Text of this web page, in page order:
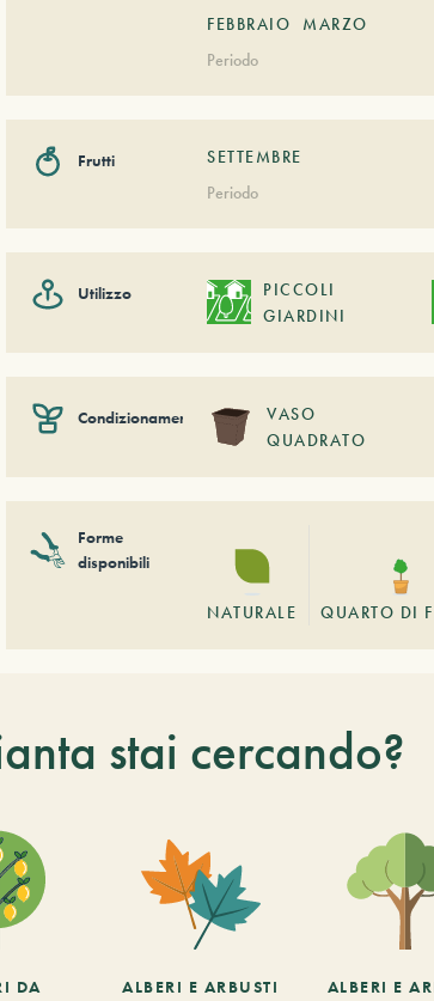
FEBBRAIO
MARZO
Periodo
Frutti
SETTEMBRE
Periodo
Utilizzo
PICCOLI
GIARDINI
Condizionamento
VASO
QUADRATO
Forme
disponibili
NATURALE QUARTO DI
stai cercando?
DA
ALBERI E ARBUSTI
ALBERI E